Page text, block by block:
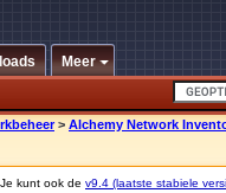
Meer
> Alchemy Network
kunt ook de v9.4 (laatste stabiele